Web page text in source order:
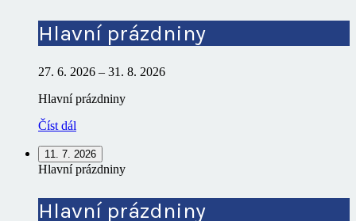
Hlavní prázdniny
27. 6. 2026 – 31. 8. 2026
Hlavní prázdniny
Číst dál
11. 7. 2026
Hlavní prázdniny
Hlavní prázdniny